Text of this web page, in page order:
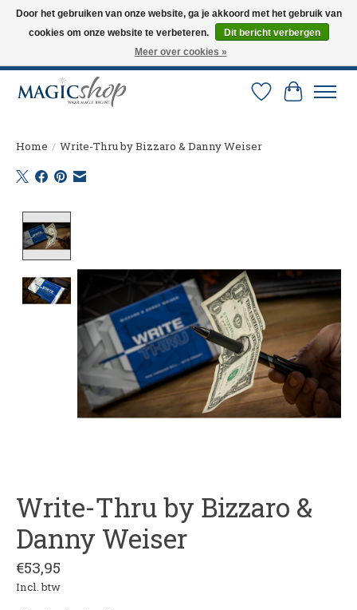
Altijd de nieuwste trucs op voorraad. Snelle verzending via PostNL en DHL.
Langskomen in onze winkel? Bel of mail om een afspraak te maken. 0251-
Verlanglijst
Home / Write-Thru by Bizzaro & Danny Weiser
Write-Thru by Bizzaro &
Danny Weiser
€53,95
Incl. btw
Door het gebruiken van onze website, ga je akkoord met het gebruik van
cookies om onze website te verbeteren.
Dit bericht verbergen
Meer over cookies »